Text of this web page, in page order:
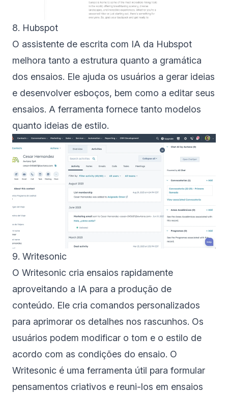
8. Hubspot
O assistente de escrita com IA da Hubspot
melhora tanto a estrutura quanto a gramática
dos ensaios. Ele ajuda os usuários a gerar ideias
e desenvolver esboços, bem como a editar seus
ensaios. A ferramenta fornece tanto modelos
quanto ideias de estilo.
9. Writesonic
O Writesonic cria ensaios rapidamente
aproveitando a IA para a produção de
conteúdo. Ele cria comandos personalizados
para aprimorar os detalhes nos rascunhos. Os
usuários podem modificar o tom e o estilo de
acordo com as condições do ensaio. O
Writesonic é uma ferramenta útil para formular
pensamentos criativos e reuni-los em ensaios